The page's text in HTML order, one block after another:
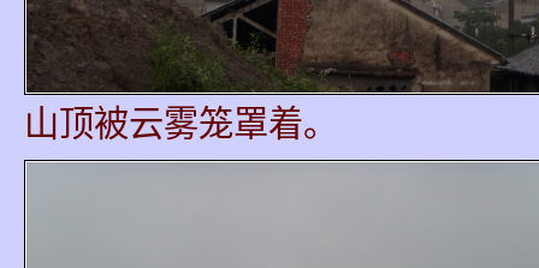
山顶被云雾笼罩着。